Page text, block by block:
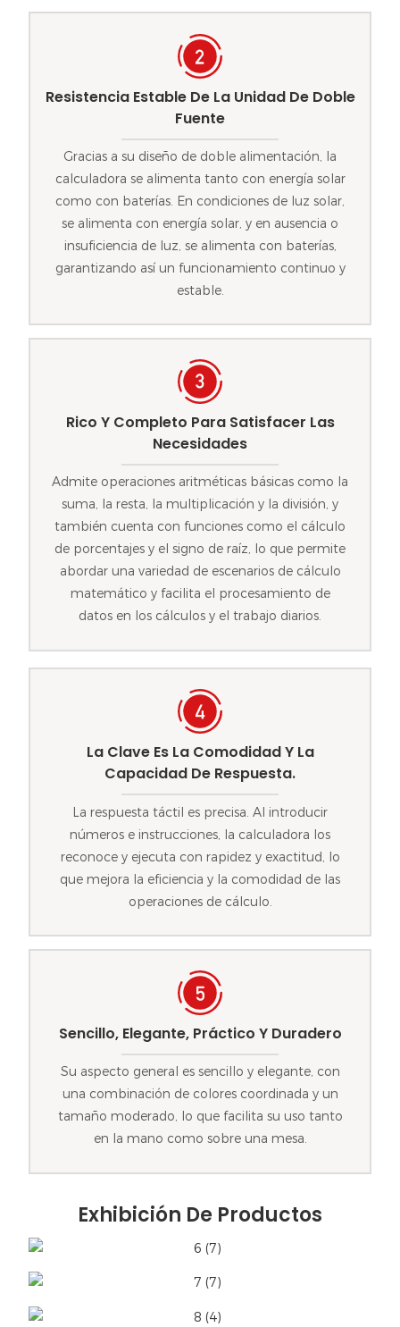
Resistencia Estable De La Unidad De Doble
Fuente
Gracias a su diseño de doble alimentación, la
calculadora se alimenta tanto con energía solar
como con baterías. En condiciones de luz solar,
se alimenta con energía solar, y en ausencia o
insuficiencia de luz, se alimenta con baterías,
garantizando así un funcionamiento continuo y
estable.
Rico Y Completo Para Satisfacer Las
Necesidades
Admite operaciones aritméticas básicas como la
suma, la resta, la multiplicación y la división, y
también cuenta con funciones como el cálculo
de porcentajes y el signo de raíz, lo que permite
abordar una variedad de escenarios de cálculo
matemático y facilita el procesamiento de
datos en los cálculos y el trabajo diarios.
La Clave Es La Comodidad Y La
Capacidad De Respuesta.
La respuesta táctil es precisa. Al introducir
números e instrucciones, la calculadora los
reconoce y ejecuta con rapidez y exactitud, lo
que mejora la eficiencia y la comodidad de las
operaciones de cálculo.
Sencillo, Elegante, Práctico Y Duradero
Su aspecto general es sencillo y elegante, con
una combinación de colores coordinada y un
tamaño moderado, lo que facilita su uso tanto
en la mano como sobre una mesa.
Exhibición De Productos